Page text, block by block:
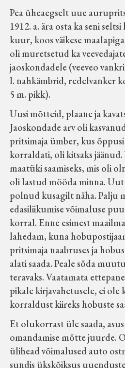
Pea üheaegselt uue
1912. a. ära osta ka seni
kuur, koos väikese
oli muretsetud ka
jaoskondadele (veeveo
l. nahkämbrid, redelvanker
5 m. pikk).
Uusi mõtteid, plaane ja
Jaoskondade arv oli
pritsimaja ümber, kus
korraldati, oli kitsaks
maatüki saamiseks, mis oli
oli lastud mööda minna.
polnud kusagilt näha. Palju
edasiliikumise võimaluse
korral. Enne esimest
lahedam, kuna
pritsimaja naabruses ja
alati saada. Peale sõda
teravaks. Vaatamata
pikale kirjavahetusele, ei ole
korraldust kiireks hobuste
Et olukorrast üle saada,
omandamise mõtte juurde.
ülihead võimalused auto
sundis ükskõiksus